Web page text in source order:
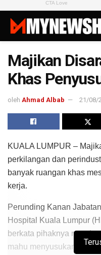
Majikan
Khas
oleh Ahmad Albab 21/08/
KUALA LUMPUR –
perkilangan dan
banyak ruangan khas
kerja.
Perunding Kanan
Hospital Kuala Lumpur
berkata pihaknya
mahu menyusukan bayi